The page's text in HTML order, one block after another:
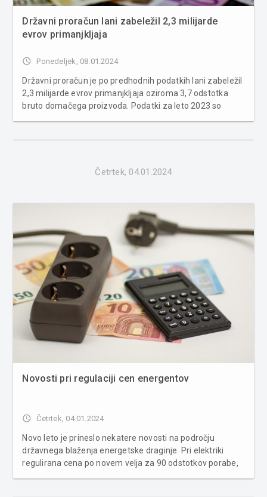
Državni proračun lani zabeležil 2,3 milijarde
evrov primanjkljaja
access_time Ponedeljek, 08.01.2024
Državni proračun je po predhodnih podatkih lani zabeležil
2,3 milijarde evrov primanjkljaja oziroma 3,7 odstotka
bruto domačega proizvoda. Podatki za leto 2023 so
Četrtek, 04.01.2024
Novosti pri regulaciji cen energentov
access_time Četrtek, 04.01.2024
Novo leto je prineslo nekatere novosti na področju
državnega blaženja energetske draginje. Pri elektriki
regulirana cena po novem velja za 90 odstotkov porabe,